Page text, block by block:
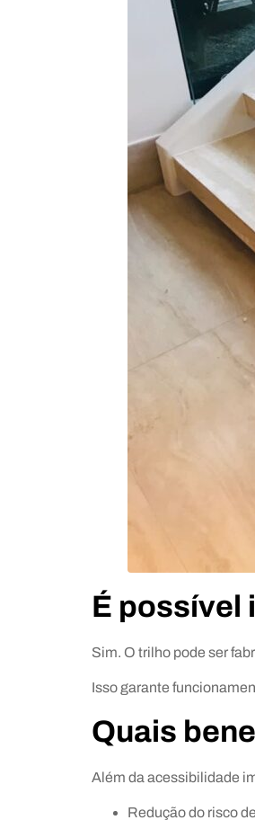
É possível
Sim. O trilho pode ser
Isso garante
Quais
Além da acessibilidade
Redução do risco